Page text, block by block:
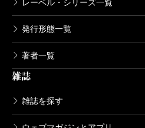
レーベル・シリーズ一覧
発行形態一覧
著者一覧
雑誌
雑誌を探す